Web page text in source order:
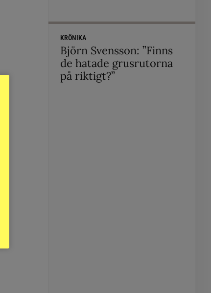
KRÖNIKA
Björn Svensson: ”Finns
de hatade grusrutorna
på riktigt?”